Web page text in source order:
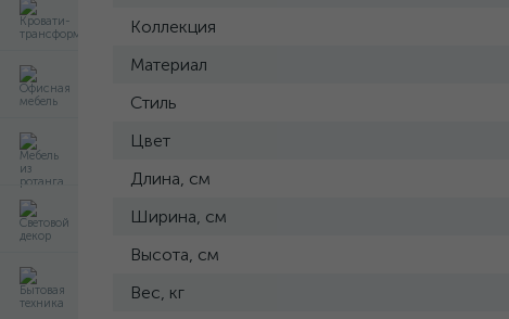
Коллекция
Материал
Стиль
Цвет
Длина, см
Ширина, см
Высота, см
Вес, кг